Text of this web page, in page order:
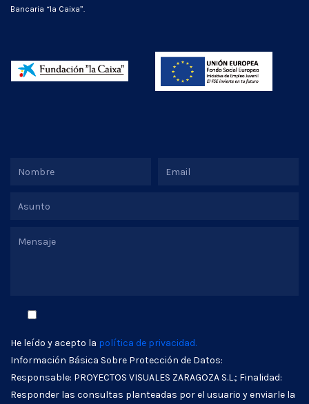
Bancaria “la Caixa”.
He leído y acepto la política de privacidad.
Información Básica Sobre Protección de Datos:
Responsable: PROYECTOS VISUALES ZARAGOZA S.L.; Finalidad:
Responder las consultas planteadas por el usuario y enviarle la